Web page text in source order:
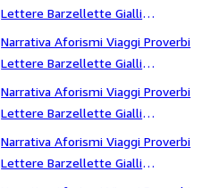
Lettere Barzellette Gialli
Fantascienza storia struggente
Narrativa Aforismi Viaggi Proverbi
Lettere Barzellette Gialli
Fantascienza storia vera
Narrativa Aforismi Viaggi Proverbi
Lettere Barzellette Gialli
Fantascienza Storie
Narrativa Aforismi Viaggi Proverbi
Lettere Barzellette Gialli
Fantascienza storie da bar